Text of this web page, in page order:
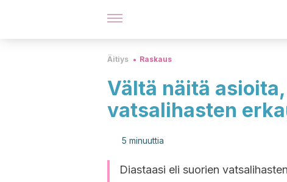
Äitiys Raskaus
Vältä näitä
vatsalihasten
5 minuuttia
Diastaasi eli suorien